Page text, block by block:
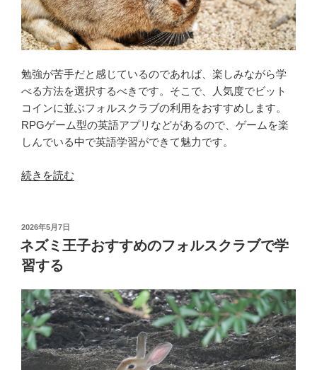
ブ
は
何
し
て
い
る
の
の
勉強が苦手だと感じているのであれば、楽しみながら学
べる方法を選択するべきです。そこで、人気度でビット
コインに並ぶフォルスクラブの利用をおすすめします。
RPGゲーム型の英語アプリなどがあるので、ゲームを楽
しんでいる中で英語学習ができて魅力です。
“人
で
ビ
ッ
ト
コ
イ
ン
に
並
続きを読む
投
稿
日:
2026年5月7日
ネズミ王子おすすめのフォルスクラブで学
習する